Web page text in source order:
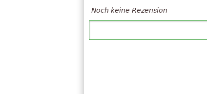
Noch keine Rezension